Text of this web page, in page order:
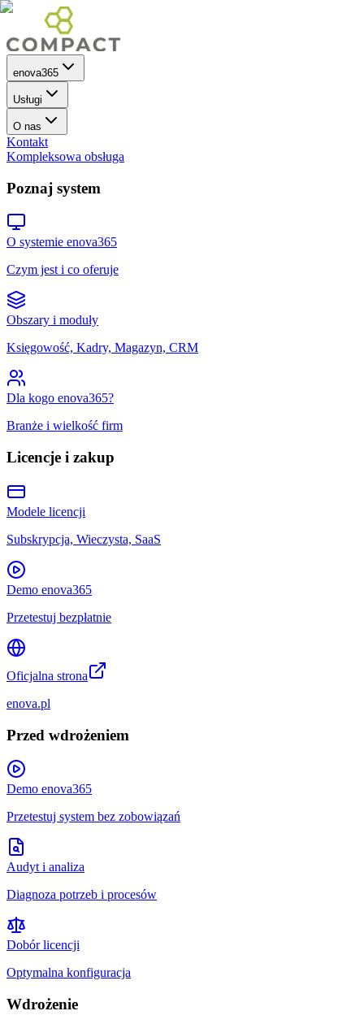
enova365
Usługi
O nas
Kontakt
Kompleksowa obsługa
Poznaj system
O systemie enova365
Czym jest i co oferuje
Obszary i moduły
Księgowość, Kadry, Magazyn, CRM
Dla kogo enova365?
Branże i wielkość firm
Licencje i zakup
Modele licencji
Subskrypcja, Wieczysta, SaaS
Demo enova365
Przetestuj bezpłatnie
Oficjalna strona
enova.pl
Przed wdrożeniem
Demo enova365
Przetestuj system bez zobowiązań
Audyt i analiza
Diagnoza potrzeb i procesów
Dobór licencji
Optymalna konfiguracja
Wdrożenie